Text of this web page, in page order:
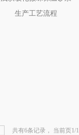
生产工艺流程
共有6条记录， 当前页1/1